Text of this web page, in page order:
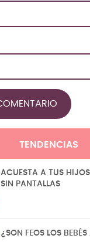
TENDENCIAS
ACUESTA A TUS
SIN PANTALLAS
¿SON FEOS LOS